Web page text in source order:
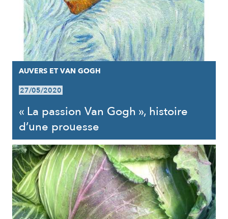
AUVERS ET VAN GOGH
27/05/2020
« La passion Van Gogh », histoire
d’une prouesse